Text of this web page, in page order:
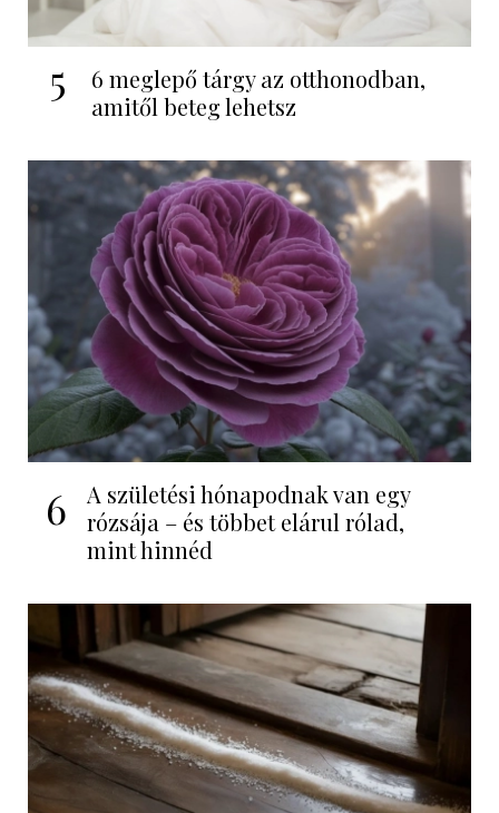
5
6 meglepő tárgy az otthonodban,
amitől beteg lehetsz
6
A születési hónapodnak van egy
rózsája – és többet elárul rólad,
mint hinnéd